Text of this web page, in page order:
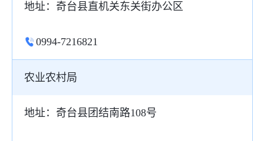
地址：奇台县直机关东关街办公区
0994-7216821
农业农村局
地址：奇台县团结南路108号